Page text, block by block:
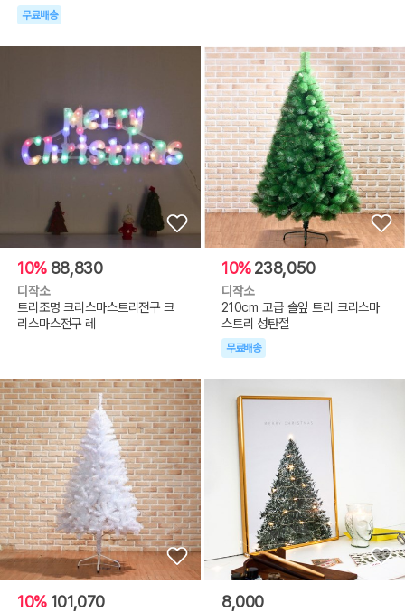
무료배송
10% 88,830
디작소
트리조명 크리스마스트리전구 크
리스마스전구 레
10%238,050
디작소
210cm 고급 솔잎 트리 크리스마
스트리 성탄절
무료배송
10% 101,070 8,000